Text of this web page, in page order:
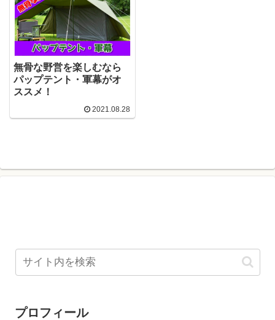
無骨な野営を楽しむなら
パップテント・軍幕がオ
ススメ！
2021.08.28
プロフィール